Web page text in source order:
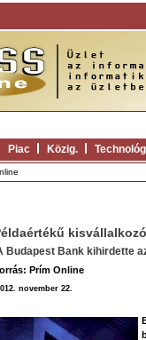
Piac Közig.
Budapest Bank kihirdette
Prím Online
november 22.